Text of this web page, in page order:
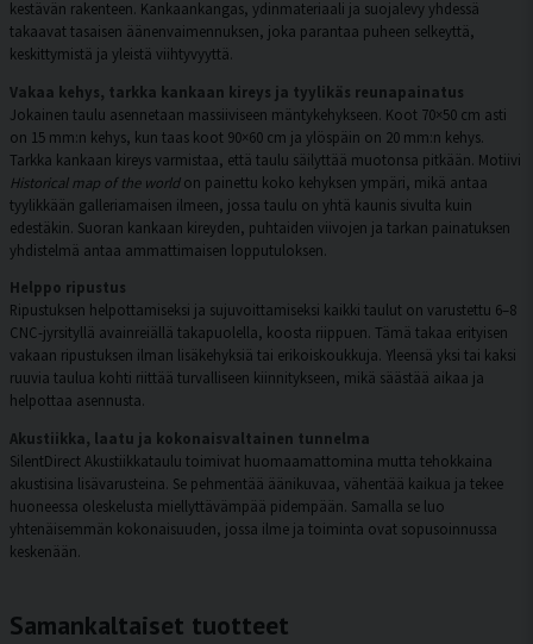
kestävän rakenteen. Kankaankangas, ydinmateriaali ja suojalevy yhdessä
takaavat tasaisen äänenvaimennuksen, joka parantaa puheen selkeyttä,
keskittymistä ja yleistä viihtyvyyttä.
Vakaa kehys, tarkka kankaan kireys ja tyylikäs reunapainatus
Jokainen taulu asennetaan massiiviseen mäntykehykseen. Koot 70×50 cm asti
on 15 mm:n kehys, kun taas koot 90×60 cm ja ylöspäin on 20 mm:n kehys.
Tarkka kankaan kireys varmistaa, että taulu säilyttää muotonsa pitkään. Motiivi
Historical map of the worldon painettu koko kehyksen ympäri, mikä antaa
tyylikkään galleriamaisen ilmeen, jossa taulu on yhtä kaunis sivulta kuin
edestäkin. Suoran kankaan kireyden, puhtaiden viivojen ja tarkan painatuksen
yhdistelmä antaa ammattimaisen lopputuloksen.
Helppo ripustus
Ripustuksen helpottamiseksi ja sujuvoittamiseksi kaikki taulut on varustettu 6–8
CNC-jyrsityllä avainreiällä takapuolella, koosta riippuen. Tämä takaa erityisen
vakaan ripustuksen ilman lisäkehyksiä tai erikoiskoukkuja. Yleensä yksi tai kaksi
ruuvia taulua kohti riittää turvalliseen kiinnitykseen, mikä säästää aikaa ja
helpottaa asennusta.
Akustiikka, laatu ja kokonaisvaltainen tunnelma
SilentDirect Akustiikkataulu toimivat huomaamattomina mutta tehokkaina
akustisina lisävarusteina. Se pehmentää äänikuvaa, vähentää kaikua ja tekee
huoneessa oleskelusta miellyttävämpää pidempään. Samalla se luo
yhtenäisemmän kokonaisuuden, jossa ilme ja toiminta ovat sopusoinnussa
keskenään.
Samankaltaiset tuotteet